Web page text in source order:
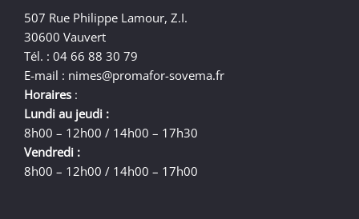
507 Rue Philippe Lamour, Z.I.
30600 Vauvert
Tél. : 04 66 88 30 79
E-mail : nimes@promafor-sovema.fr
Horaires :
Lundi au jeudi :
8h00 – 12h00 / 14h00 – 17h30
Vendredi :
8h00 – 12h00 / 14h00 – 17h00